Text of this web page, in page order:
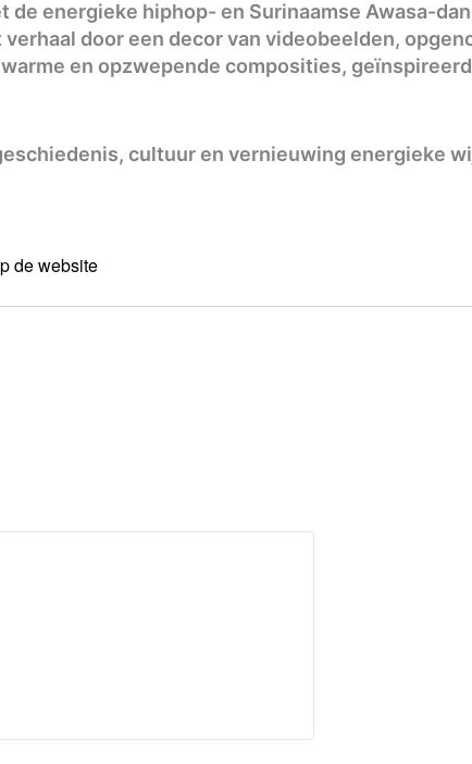
de energieke hiphop- en Surinaamse Awasa-
verhaal door een decor van videobeelden,
en opzwepende composities,
cultuur en vernieuwing energieke
de website